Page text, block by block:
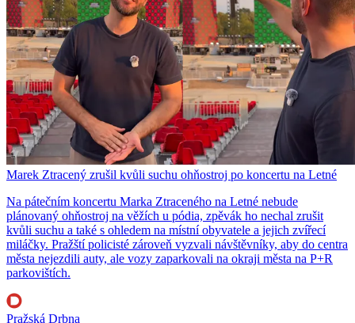
Marek Ztracený zrušil kvůli suchu ohňostroj po koncertu na Letné
Na pátečním koncertu Marka Ztraceného na Letné nebude
plánovaný ohňostroj na věžích u pódia, zpěvák ho nechal zrušit
kvůli suchu a také s ohledem na místní obyvatele a jejich zvířecí
miláčky. Pražští policisté zároveň vyzvali návštěvníky, aby do centra
města nejezdili auty, ale vozy zaparkovali na okraji města na P+R
parkovištích.
Pražská Drbna